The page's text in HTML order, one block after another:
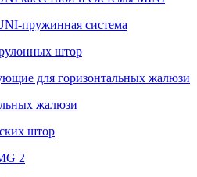
пружинная система
штор
для горизонтальных жалюзи
жалюзи
штор
2